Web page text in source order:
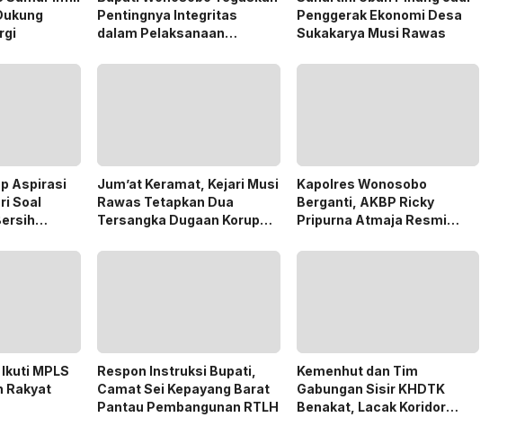
Pentingnya Integritas
dalam Pelaksanaan
Penggerak Ekonomi Desa
Sukakarya Musi Rawas
Aspirasi
Soal
Jum’at Keramat, Kejari Musi
Rawas Tetapkan Dua
Tersangka Dugaan Korupsi
Kapolres Wonosobo
Berganti, AKBP Ricky
Pripurna Atmaja Resmi
MPLS
Rakyat
Respon Instruksi Bupati,
Camat Sei Kepayang Barat
Pantau Pembangunan RTLH
Kemenhut dan Tim
Gabungan Sisir KHDTK
Benakat, Lacak Koridor